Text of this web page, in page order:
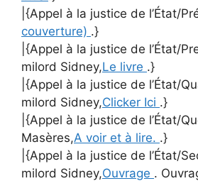
|{Appel à la justice de l’État/
couverture) .}
|{Appel à la justice de l’État/
milord Sidney,Le livre .}
|{Appel à la justice de l’État/
milord Sidney,Clicker Ici .}
|{Appel à la justice de l’État/
Masères,A voir et à lire. .}
|{Appel à la justice de l’État/
milord Sidney,Ouvrage .